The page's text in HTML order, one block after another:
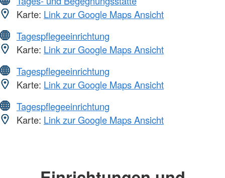
Karte: Link zur Google Maps Ansicht
Tagespflegeeinrichtung
Karte: Link zur Google Maps Ansicht
Tagespflegeeinrichtung
Karte: Link zur Google Maps Ansicht
Tagespflegeeinrichtung
Karte: Link zur Google Maps Ansicht